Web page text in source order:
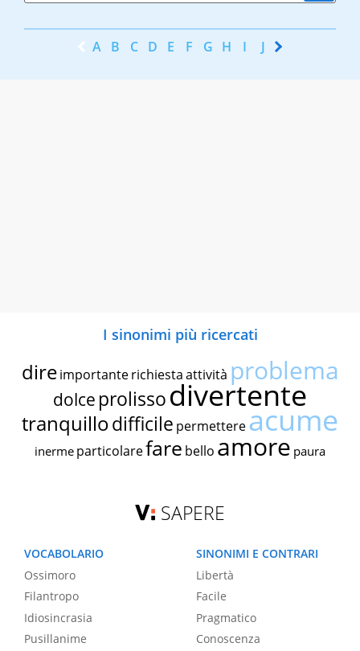
A B C D E F G H I J K
I sinonimi più ricercati
dire importante richiestaattività problema
dolce prolissodivertente
tranquillodifficile permettereacume
inerme particolarefare bello amore paura
SAPERE
VOCABOLARIO
Ossimoro
Filantropo
Idiosincrasia
Pusillanime
SINONIMI E CONTRARI
Libertà
Facile
Pragmatico
Conoscenza